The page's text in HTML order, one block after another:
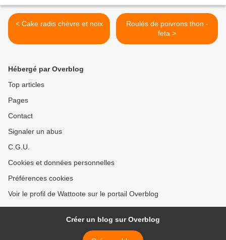
< Cake radis chèvre et noix
Roulés de poivrons thon -
feta >
Hébergé par Overblog
Top articles
Pages
Contact
Signaler un abus
C.G.U.
Cookies et données personnelles
Préférences cookies
Voir le profil de Wattoote sur le portail Overblog
Créer un blog sur Overblog